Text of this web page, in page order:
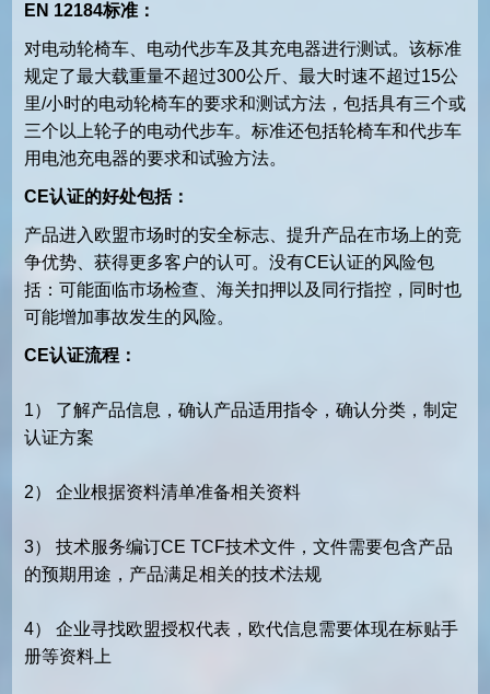
EN 12184标准：
对电动轮椅车、电动代步车及其充电器进行测试。该标准
规定了最大载重量不超过300公斤、最大时速不超过15公
里/小时的电动轮椅车的要求和测试方法，包括具有三个或
三个以上轮子的电动代步车。标准还包括轮椅车和代步车
用电池充电器的要求和试验方法。
CE认证的好处包括：
产品进入欧盟市场时的安全标志、提升产品在市场上的竞
争优势、获得更多客户的认可。没有CE认证的风险包
括：可能面临市场检查、海关扣押以及同行指控，同时也
可能增加事故发生的风险。
CE认证流程：
1） 了解产品信息，确认产品适用指令，确认分类，制定
认证方案
2） 企业根据资料清单准备相关资料
3） 技术服务编订CE TCF技术文件，文件需要包含产品
的预期用途，产品满足相关的技术法规
4） 企业寻找欧盟授权代表，欧代信息需要体现在标贴手
册等资料上